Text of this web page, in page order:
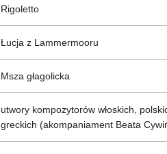
Rigoletto
Łucja z Lammermooru
Msza głagolicka
utwory kompozytorów włoskich,
greckich (akompaniament Beata